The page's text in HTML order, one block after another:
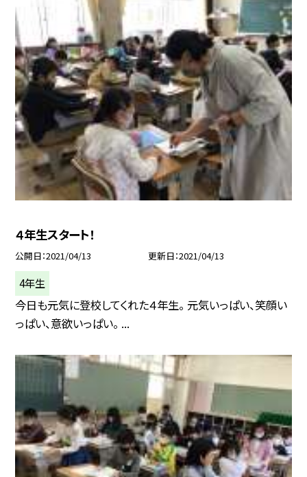
４年生スタート！
公開日 2021/04/13 更新日 2021/04/13
4年生
今日も元気に登校してくれた４年生。 元気いっぱい、笑顔い
っぱい、意欲いっぱい。 ...